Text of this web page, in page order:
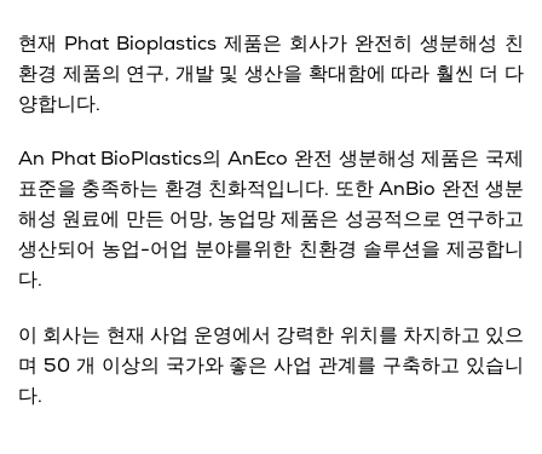
현재 Phat Bioplastics 제품은 회사가 완전히 생분해성 친
환경 제품의 연구, 개발 및 생산을 확대함에 따라 훨씬 더 다
양합니다.
An Phat BioPlastics의 AnEco 완전 생분해성 제품은 국제
표준을 충족하는 환경 친화적입니다. 또한 AnBio 완전 생분
해성 원료에 만든 어망, 농업망 제품은 성공적으로 연구하고
생산되어 농업-어업 분야를위한 친환경 솔루션을 제공합니
다.
이 회사는 현재 사업 운영에서 강력한 위치를 차지하고 있으
며 50 개 이상의 국가와 좋은 사업 관계를 구축하고 있습니
다.